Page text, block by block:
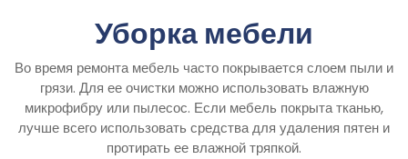
Уборка мебели
Во время ремонта мебель часто покрывается слоем пыли и
грязи. Для ее очистки можно использовать влажную
микрофибру или пылесос. Если мебель покрыта тканью,
лучше всего использовать средства для удаления пятен и
протирать ее влажной тряпкой.